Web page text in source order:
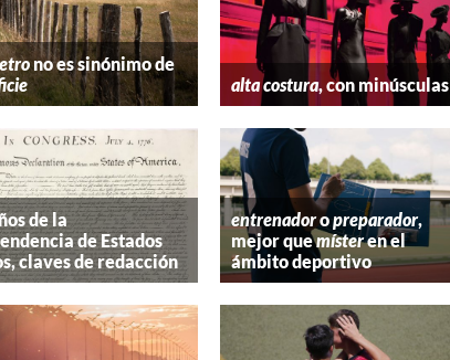
no es sinónimo de
alta costura, con minúsculas
de la
de Estados
claves de redacción
entrenadoropreparador,
mejor quemísteren el
ámbito deportivo